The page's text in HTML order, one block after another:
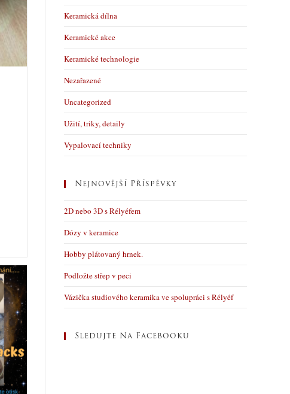
Keramická dílna
Keramické akce
Keramické technologie
Nezařazené
Uncategorized
Užití, triky, detaily
Vypalovací techniky
Nejnovější Příspěvky
2D nebo 3D s Rélyéfem
Dózy v keramice
Hobby plátovaný hrnek.
Podložte střep v peci
Vázička studiového keramika ve spolupráci s Rélyéf
Sledujte Na Facebooku